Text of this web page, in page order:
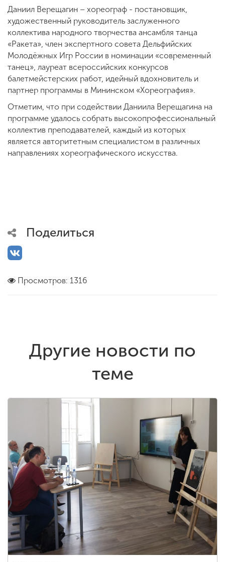
Даниил Верещагин – хореограф - постановщик,
художественный руководитель заслуженного
коллектива народного творчества ансамбля танца
«Ракета», член экспертного совета Дельфийских
Молодёжных Игр России в номинации «современный
танец», лауреат всероссийских конкурсов
балетмейстерских работ, идейный вдохновитель и
партнер программы в Мининском «Хореография».
Отметим, что при содействии Даниила Верещагина на
программе удалось собрать высокопрофессиональный
коллектив преподавателей, каждый из которых
является авторитетным специалистом в различных
направлениях хореографического искусства.
Поделиться
Просмотров: 1316
Другие новости по
теме